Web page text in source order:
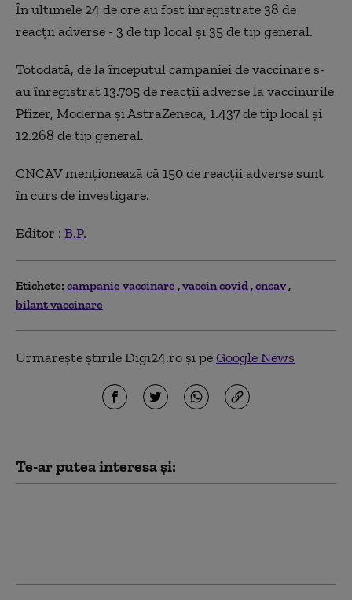
În ultimele 24 de ore au fost înregistrate 38 de
reacţii adverse - 3 de tip local şi 35 de tip general.
Totodată, de la începutul campaniei de vaccinare s-
au înregistrat 13.705 de reacţii adverse la vaccinurile
Pfizer, Moderna şi AstraZeneca, 1.437 de tip local şi
12.268 de tip general.
CNCAV menţionează că 150 de reacţii adverse sunt
în curs de investigare.
Editor : B.P.
Etichete: campanie vaccinare vaccin covid cncav
bilant vaccinare
Urmărește știrile Digi24.ro și peGoogle News
Te-ar putea interesa și: